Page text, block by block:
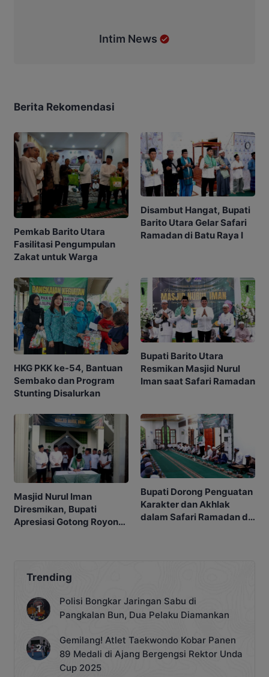
Intim News
Berita Rekomendasi
Pemkab Barito Utara
Fasilitasi Pengumpulan
Zakat untuk Warga
Disambut Hangat, Bupati
Barito Utara Gelar Safari
Ramadan di Batu Raya I
HKG PKK ke-54, Bantuan
Sembako dan Program
Stunting Disalurkan
Bupati Barito Utara
Resmikan Masjid Nurul
Iman saat Safari Ramadan
Masjid Nurul Iman
Diresmikan, Bupati
Apresiasi Gotong Royong
Bupati Dorong Penguatan
Karakter dan Akhlak
dalam Safari Ramadan di
Trending
Polisi Bongkar Jaringan Sabu di
Pangkalan Bun, Dua Pelaku Diamankan
Gemilang! Atlet Taekwondo Kobar Panen
89 Medali di Ajang Bergengsi Rektor Unda
Cup 2025